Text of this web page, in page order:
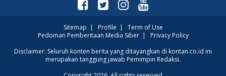
Jadwal Perempat Final
GOTF MLBB 2026: ONIC
Sitemap | Profile | Term of Use
Pedoman Pemberitaan Media Siber| Privacy Policy
Disclaimer: Seluruh konten berita yang ditayangkan di kontan.co.id ini
merupakan tanggung jawab Pemimpin Redaksi.